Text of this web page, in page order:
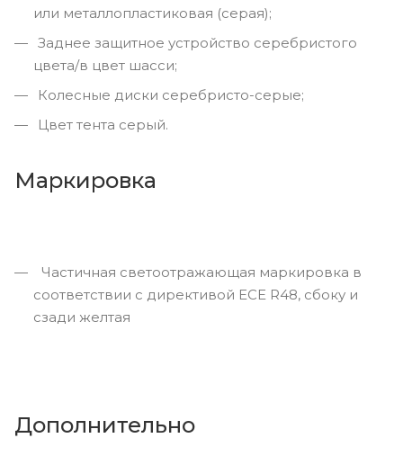
или металлопластиковая (серая);
Заднее защитное устройство серебристого
цвета/в цвет шасси;
Колесные диски серебристо-серые;
Цвет тента серый.
Маркировка
Частичная светоотражающая маркировка в
соответствии с директивой ECE R48, сбоку и
сзади желтая
Дополнительно